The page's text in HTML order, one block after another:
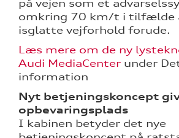
på vejen som et
omkring 70 km/t i tilfælde
isglatte vejforhold forude.
Læs mere om de ny
Audi MediaCenter under
information
Nyt betjeningskoncept
opbevaringsplads
I kabinen betyder det nye